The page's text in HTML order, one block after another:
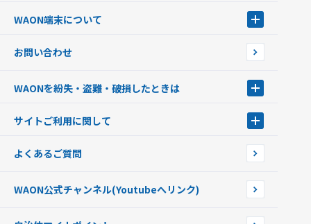
G.G WAON
WAONカード・WAONカードプラス
モバイルWAON
提携WAONカード
WAON端末について
WAONネットステーション
新型WAONステーション
WAONチャージャーmini
お問い合わせ
WAONを紛失・盗難・破損したときは
WAONカードの拾得について
サイトご利用に関して
企業情報
よくあるご質問
WAON公式チャンネル(Youtubeへリンク)